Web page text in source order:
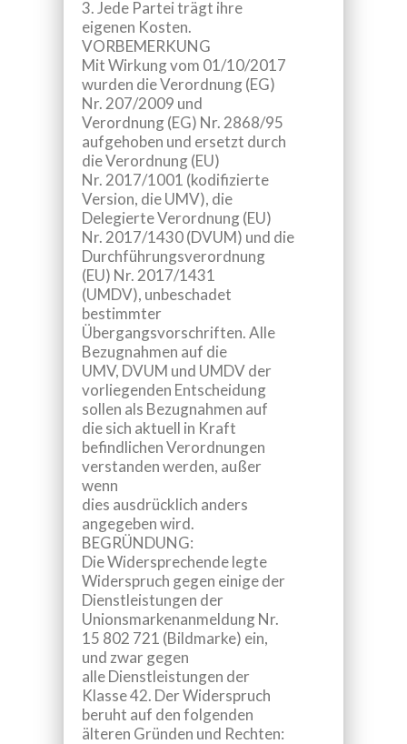
3. Jede Partei trägt ihre
eigenen Kosten.
VORBEMERKUNG
Mit Wirkung vom 01/10/2017
wurden die Verordnung (EG)
Nr. 207/2009 und
Verordnung (EG) Nr. 2868/95
aufgehoben und ersetzt durch
die Verordnung (EU)
Nr. 2017/1001 (kodifizierte
Version, die UMV), die
Delegierte Verordnung (EU)
Nr. 2017/1430 (DVUM) und die
Durchführungsverordnung
(EU) Nr. 2017/1431
(UMDV), unbeschadet
bestimmter
Übergangsvorschriften. Alle
Bezugnahmen auf die
UMV, DVUM und UMDV der
vorliegenden Entscheidung
sollen als Bezugnahmen auf
die sich aktuell in Kraft
befindlichen Verordnungen
verstanden werden, außer
wenn
dies ausdrücklich anders
angegeben wird.
BEGRÜNDUNG:
Die Widersprechende legte
Widerspruch gegen einige der
Dienstleistungen der
Unionsmarkenanmeldung Nr.
15 802 721 (Bildmarke) ein,
und zwar gegen
alle Dienstleistungen der
Klasse 42. Der Widerspruch
beruht auf den folgenden
älteren Gründen und Rechten: